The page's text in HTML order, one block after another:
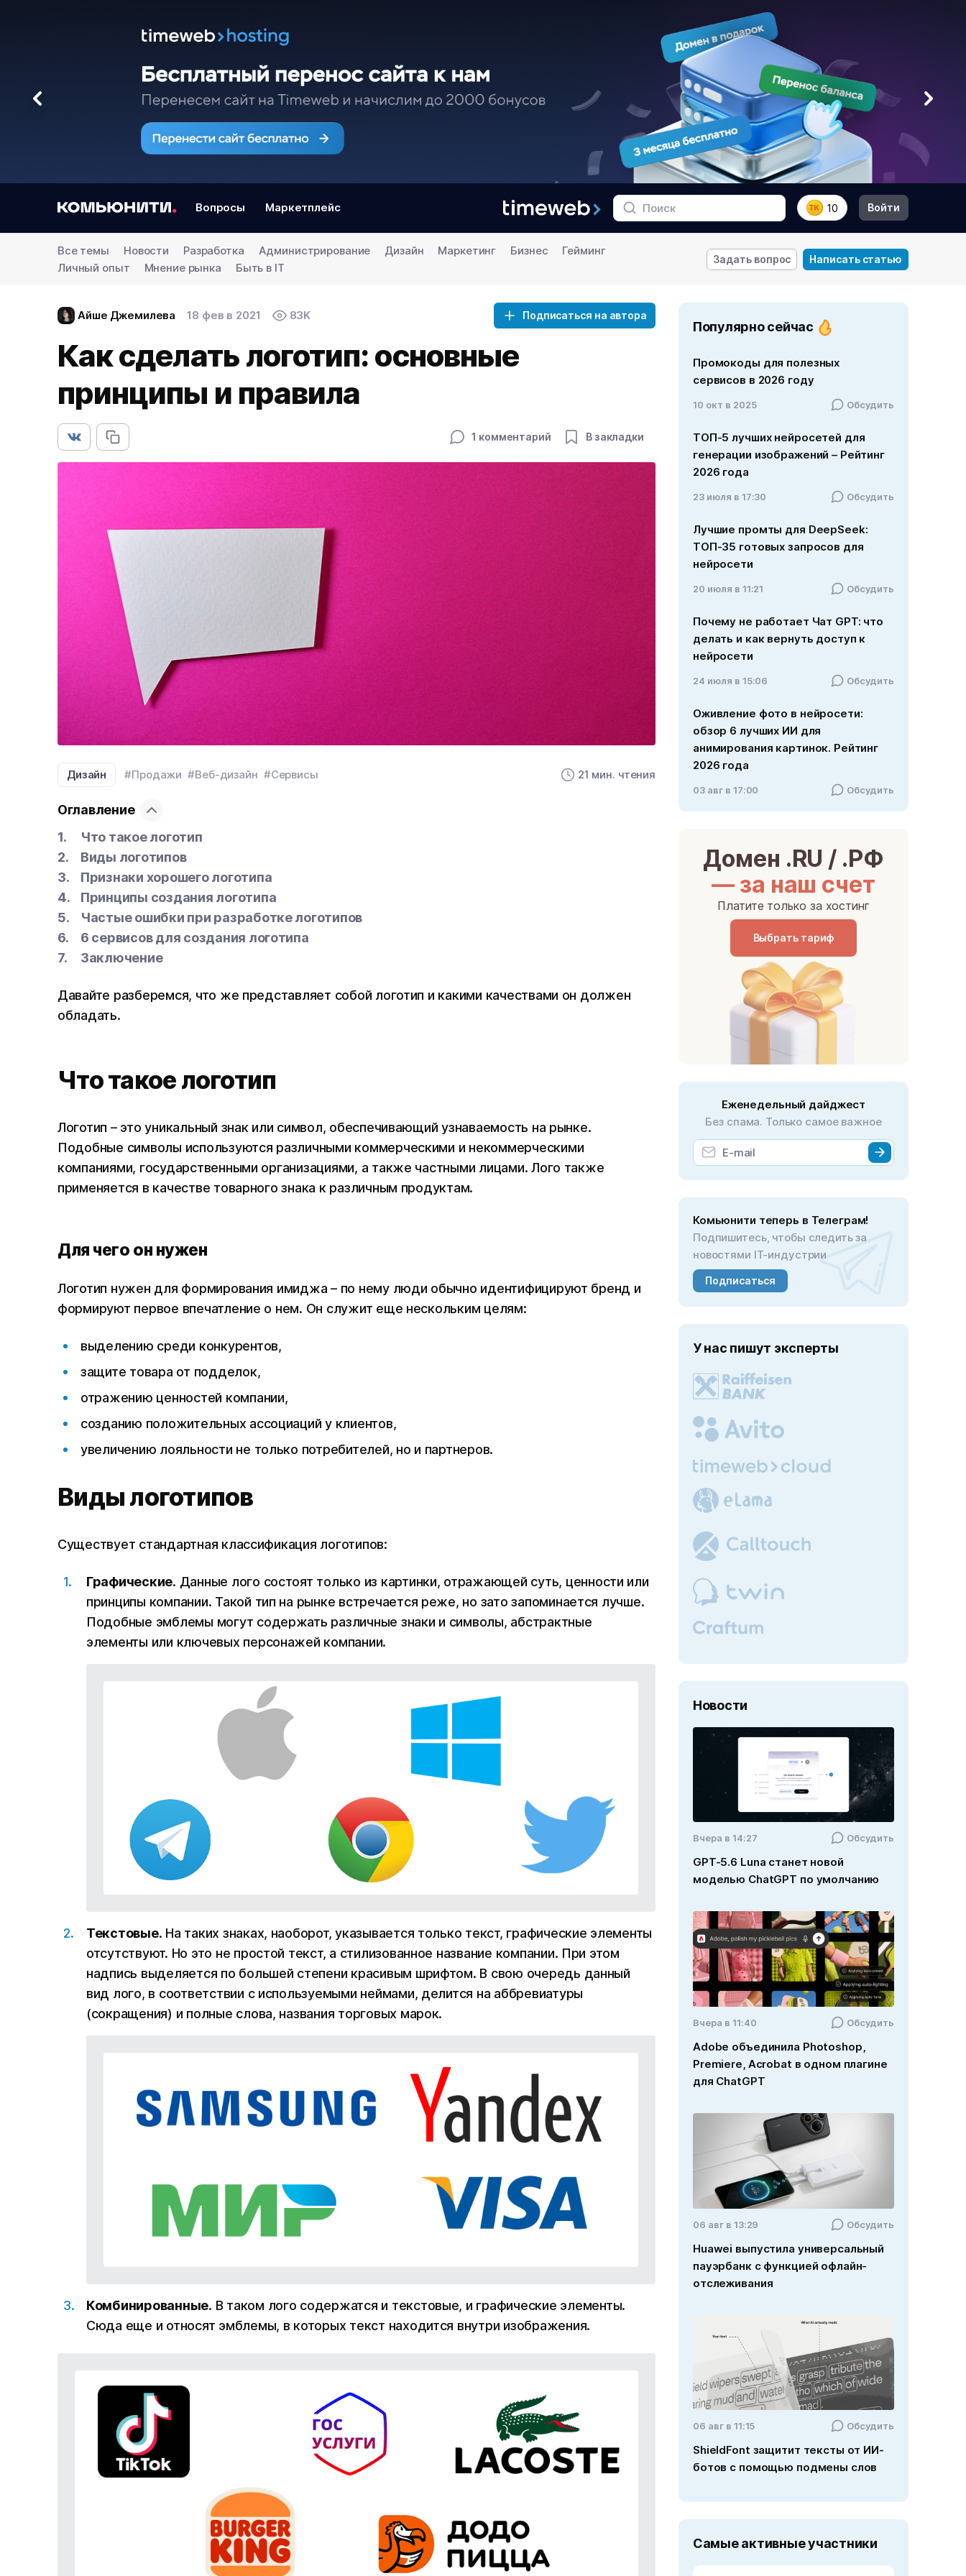
Вопросы Маркетплейс 10 Войти
Все темы Новости Разработка Администрирование Дизайн Маркетинг Бизнес
Гейминг
Личный опыт
Мнение рынка Быть в IT
Задать вопрос Написать статью
Айше Джемилева 18 фев в 2021 83K Подписаться на автора
Как сделать логотип: основные
принципы и правила
1 комментарий В закладки
Дизайн #Продажи #Веб-дизайн #Сервисы 21 мин. чтения
Оглавление
Что такое логотип
Виды логотипов
Признаки хорошего логотипа
Принципы создания логотипа
Частые ошибки при разработке логотипов
6 сервисов для создания логотипа
Заключение
Давайте разберемся, что же представляет собой логотип и какими качествами он должен
обладать.
Что такое логотип
Логотип – это уникальный знак или символ, обеспечивающий узнаваемость на рынке.
Подобные символы используются различными коммерческими и некоммерческими
компаниями, государственными организациями, а также частными лицами. Лого также
применяется в качестве товарного знака к различным продуктам.
Для чего он нужен
Логотип нужен для формирования имиджа – по нему люди обычно идентифицируют бренд и
формируют первое впечатление о нем. Он служит еще нескольким целям:
выделению среди конкурентов,
защите товара от подделок,
отражению ценностей компании,
созданию положительных ассоциаций у клиентов,
увеличению лояльности не только потребителей, но и партнеров.
Виды логотипов
Существует стандартная классификация логотипов:
Графические. Данные лого состоят только из картинки, отражающей суть, ценности или
принципы компании. Такой тип на рынке встречается реже, но зато запоминается лучше.
Подобные эмблемы могут содержать различные знаки и символы, абстрактные
элементы или ключевых персонажей компании.
Текстовые. На таких знаках, наоборот, указывается только текст, графические элементы
отсутствуют. Но это не простой текст, а стилизованное название компании. При этом
надпись выделяется по большей степени красивым шрифтом. В свою очередь данный
вид лого, в соответствии с используемыми неймами, делится на аббревиатуры
(сокращения) и полные слова, названия торговых марок.
Комбинированные. В таком лого содержатся и текстовые, и графические элементы.
Сюда еще и относят эмблемы, в которых текст находится внутри изображения.
Популярно сейчас
Промокоды для полезных
сервисов в 2026 году
10 окт в 2025 Обсудить
ТОП-5 лучших нейросетей для
генерации изображений – Рейтинг
2026 года
23 июля в 17:30 Обсудить
Лучшие промты для DeepSeek:
ТОП-35 готовых запросов для
нейросети
20 июля в 11:21 Обсудить
Почему не работает Чат GPT: что
делать и как вернуть доступ к
нейросети
24 июля в 15:06 Обсудить
Оживление фото в нейросети:
обзор 6 лучших ИИ для
анимирования картинок. Рейтинг
2026 года
03 авг в 17:00 Обсудить
Домен .RU / .РФ
— за наш счет
Платите только за хостинг
Выбрать тариф
Еженедельный дайджест
Без спама. Только самое важное
Комьюнити теперь в Телеграм!
Подпишитесь, чтобы следить за
новостями IT-индустрии
Подписаться
У нас пишут эксперты
Новости
Вчера в 14:27 Обсудить
GPT-5.6 Luna станет новой
моделью ChatGPT по умолчанию
Вчера в 11:40 Обсудить
Adobe объединила Photoshop,
Premiere, Acrobat в одном плагине
для ChatGPT
06 авг в 13:29 Обсудить
Huawei выпустила универсальный
пауэрбанк с функцией офлайн-
отслеживания
06 авг в 11:15 Обсудить
ShieldFont защитит тексты от ИИ-
ботов с помощью подмены слов
Самые активные участники